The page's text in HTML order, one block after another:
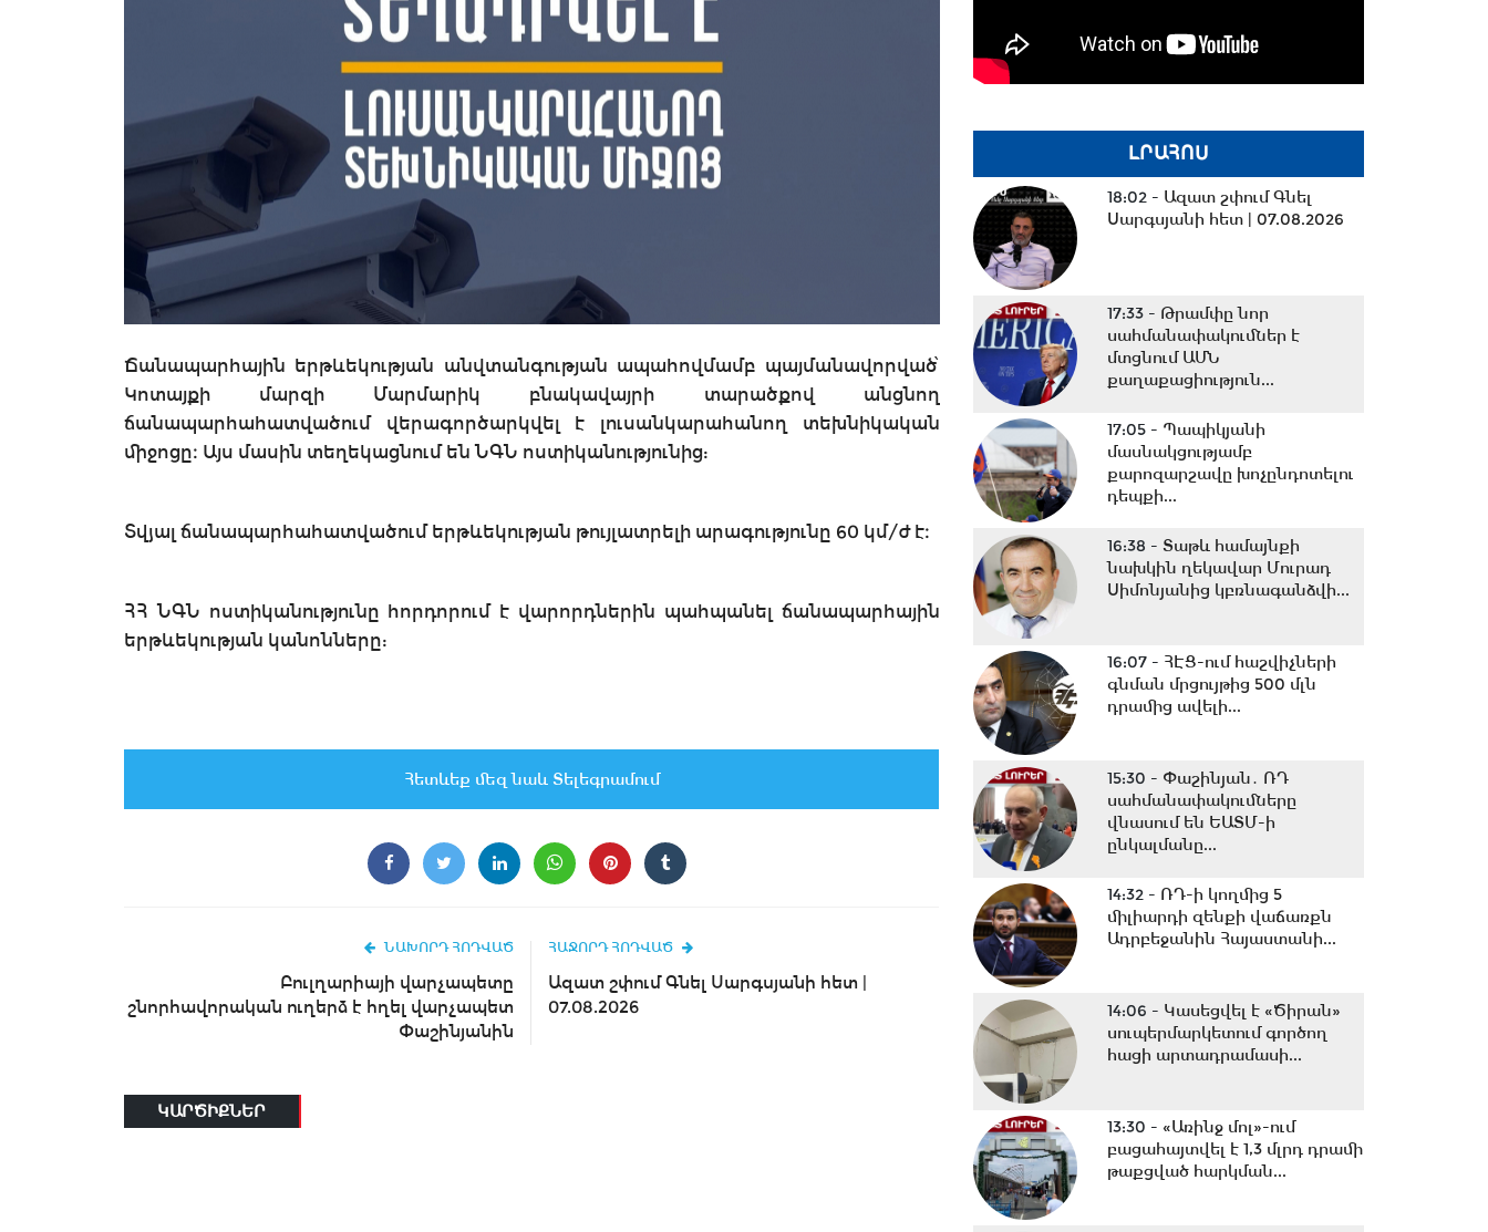
Ճանապարհային երթևեկության անվտանգության ապահովմամբ պայմանավորված՝
Կոտայքի մարզի Մարմարիկ բնակավայրի տարածքով անցնող
ճանապարհահատվածում վերագործարկվել է լուսանկարահանող տեխնիկական
միջոցը։ Այս մասին տեղեկացնում են ՆԳՆ ոստիկանությունից:
Տվյալ ճանապարհահատվածում երթևեկության թույլատրելի արագությունը 60 կմ/ժ է։
ՀՀ ՆԳՆ ոստիկանությունը հորդորում է վարորդներին պահպանել ճանապարհային
երթևեկության կանոնները:
Հետևեք մեզ նաև Տելեգրամում
ՆԱԽՈՐԴ ՀՈԴՎԱԾ
Բուլղարիայի վարչապետը
շնորհավորական ուղերձ է հղել վարչապետ
Փաշինյանին
ՀԱՋՈՐԴ ՀՈԴՎԱԾ
Ազատ շփում Գնել Սարգսյանի հետ |
07.08.2026
ԿԱՐԾԻՔՆԵՐ
ԼՐԱՀՈՍ
18:02 - Ազատ շփում Գնել
Սարգսյանի հետ | 07.08.2026
17:33 - Թրամփը նոր
սահմանափակումներ է
մտցնում ԱՄՆ
քաղաքացիություն...
17:05 - Պապիկյանի
մասնակցությամբ
քարոզարշավը խոչընդոտելու
դեպքի...
16:38 - Տաթև համայնքի
նախկին ղեկավար Մուրադ
Սիմոնյանից կբռնագանձվի...
16:07 - ՀԷՑ-ում հաշվիչների
գնման մրցույթից 500 մլն
դրամից ավելի...
15:30 - Փաշինյան․ ՌԴ
սահմանափակումները
վնասում են ԵԱՏՄ-ի
ընկալմանը...
14:32 - ՌԴ-ի կողմից 5
միլիարդի զենքի վաճառքն
Ադրբեջանին Հայաստանի...
14:06 - Կասեցվել է «Ծիրան»
սուպերմարկետում գործող
հացի արտադրամասի...
13:30 - «Առինջ մոլ»-ում
բացահայտվել է 1,3 մլրդ դրամի
թաքցված հարկման...